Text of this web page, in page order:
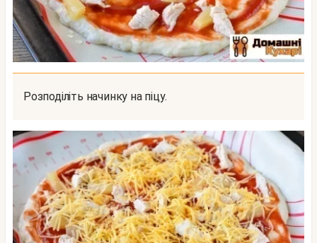
Розподіліть начинку на піцу.